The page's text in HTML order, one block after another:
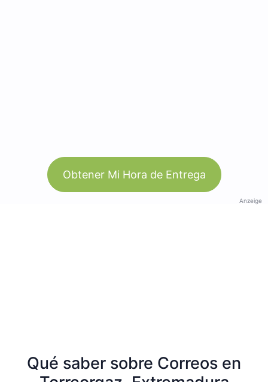
Obtener Mi Hora de Entrega
Anzeige
Qué saber sobre Correos en